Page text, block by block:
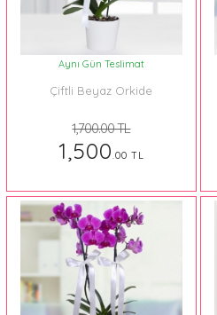
Aynı Gün Teslimat
Çiftli Beyaz Orkide
1,700.00 TL
1,500.00 TL